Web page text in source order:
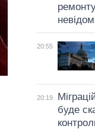
20:55
20:19
буде